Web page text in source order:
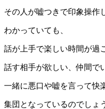
その人が嘘つきで印象操作
わかっていても、
話が上手で楽しい時間が過
話す相手が欲しい、仲間で
一緒に悪口や嘘を言って快
集団となっているのでしょ